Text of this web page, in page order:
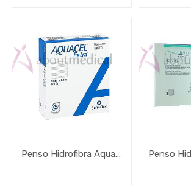
Penso Hidrofibra Aquacel Extra